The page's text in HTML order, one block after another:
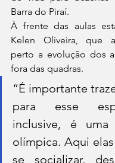
Barra do Piraí.
À frente das aulas
Kelen Oliveira, que
perto a evolução dos
fora das quadras.
“É importante
para esse
inclusive, é uma
olímpica. Aqui
se socializar,